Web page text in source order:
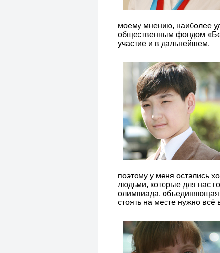
моему мнению, наиболее
общественным фондом
участие и в дальнейшем.
поэтому у меня остались
людьми, которые для нас
олимпиада, объединяющая
стоять на месте нужно всё